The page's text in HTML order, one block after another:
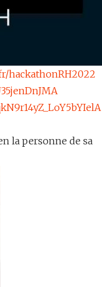
hackathonRH2022
la personne de sa